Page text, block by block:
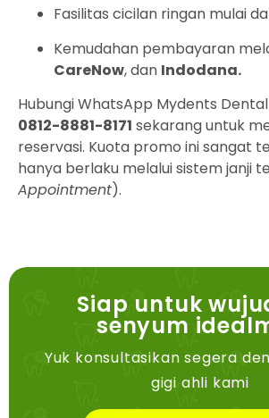
Fasilitas cicilan ringan mulai
Kemudahan pembayaran
CareNow, dan Indodana.
Hubungi WhatsApp Mydents
0812-8881-8171 sekarang untuk
reservasi. Kuota promo ini sangat
hanya berlaku melalui sistem janji
Appointment).
Siap untuk
senyum
Yuk konsultasikan segera
gigi ahli kami